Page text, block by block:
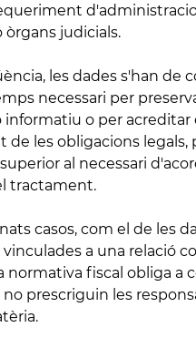
judicials.
les dades s'han de
necessari per
informatiu o per acreditar
de les obligacions legals,
al necessari
tractament.
casos, com el de les
a una relació
normativa fiscal obliga a
no prescriguin les